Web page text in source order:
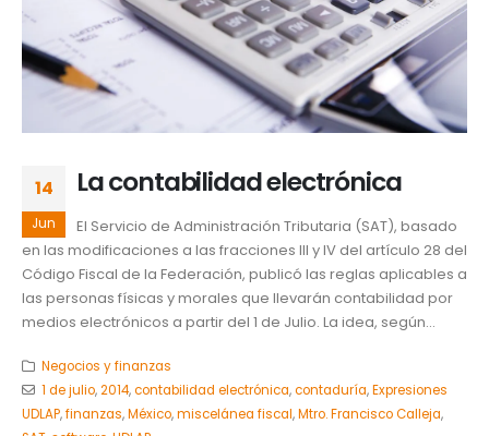
14
Jun
La contabilidad electrónica
El Servicio de Administración Tributaria (SAT), basado
en las modificaciones a las fracciones III y IV del artículo 28 del
Código Fiscal de la Federación, publicó las reglas aplicables a
las personas físicas y morales que llevarán contabilidad por
medios electrónicos a partir del 1 de Julio. La idea, según...
Negocios y finanzas
1 de julio,2014,contabilidad electrónica,contaduría,Expresiones
UDLAP,finanzas,México,miscelánea fiscal,Mtro. Francisco Calleja,